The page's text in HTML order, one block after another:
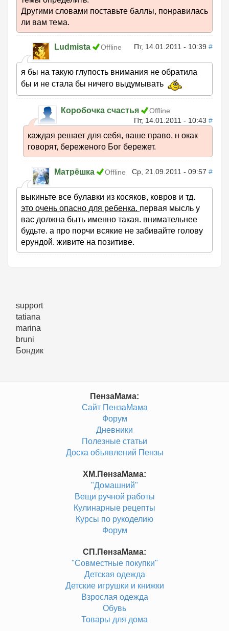
Другими словами поставьте баллы, понравилась
ли вам тема.
Ludmista Offline Пт, 14.01.2011 - 10:39 #
я бы на такую глупость внимания не обратила
бы и не стала бы ничего выдумывать
Коробочка счастья
Offline
Пт, 14.01.2011 - 10:43 #
каждая решает для себя, ваше право. н окак
говорят, береженого Бог бережет.
Матрёшка Offline Ср, 21.09.2011 - 09:57 #
выкиньте все булавки из косяков, ковров и тд.
это очень опасно для ребенка. первая мысль у
вас должна быть именно такая. внимательнее
будьте. а про порчи всякие не забивайте голову
ерундой. живите на позитиве.
support
tatiana
marina
bruni
Бондик
ПензаМама:
Сайт ПензаМама
Форум
Дневники
Полезные статьи
Доска объявлений Пензы
ХМ.ПензаМама:
"Домашний"
Вещи ручной работы
Кулинарные рецепты
Курсы по рукоделию
Форум
СП.ПензаМама:
"Совместные покупки"
Детская одежда
Детские игрушки и книжки
Взрослая одежда
Обувь
Товары для дома